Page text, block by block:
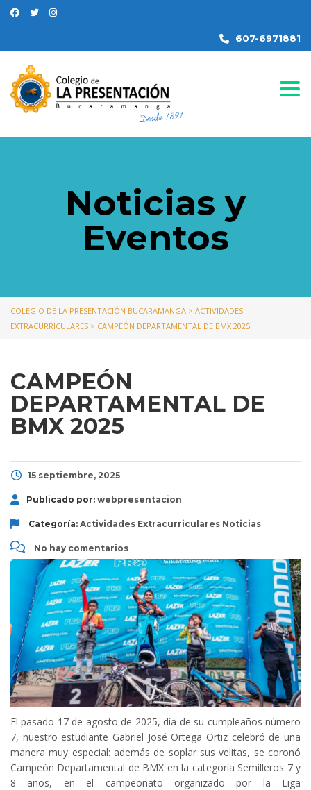
607-6971881
Noticias y
Eventos
COLEGIO DE LA PRESENTACIÓN BUCARAMANGA > ACTIVIDADES
EXTRACURRICULARES > CAMPEÓN DEPARTAMENTAL DE BMX 2025
CAMPEÓN
DEPARTAMENTAL DE
BMX 2025
15 septiembre, 2025
Publicado por: webpresentacion
Categoría: Actividades Extracurriculares Noticias
No hay comentarios
El pasado 17 de agosto de 2025, día de su cumpleaños número
7, nuestro estudiante Gabriel José Ortega Ortiz celebró de una
manera muy especial: además de soplar sus velitas, se coronó
Campeón Departamental de BMX en la categoría Semilleros 7 y
8 años, en el campeonato organizado por la Liga